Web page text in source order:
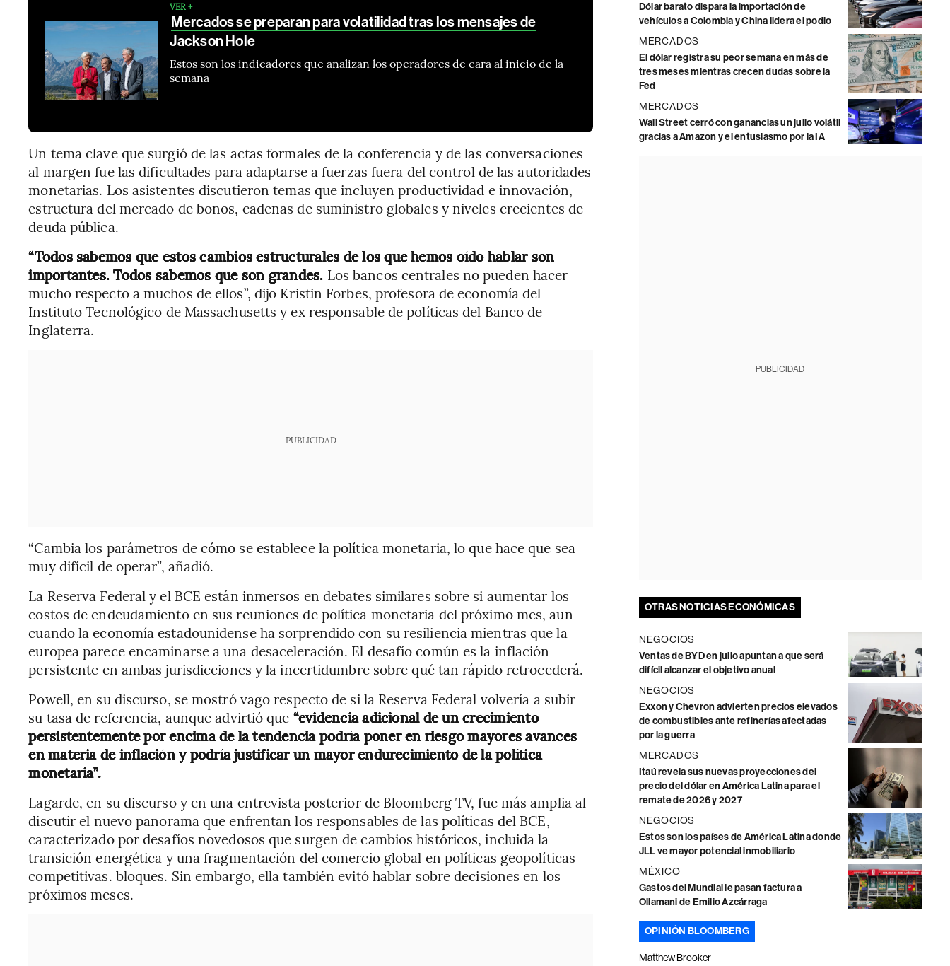
VER +
Mercados se preparan para volatilidad tras los mensajes de
Jackson Hole
Estos son los indicadores que analizan los operadores de cara al inicio de la
semana
Un tema clave que surgió de las actas formales de la conferencia y de las conversaciones
al margen fue las dificultades para adaptarse a fuerzas fuera del control de las autoridades
monetarias. Los asistentes discutieron temas que incluyen productividad e innovación,
estructura del mercado de bonos, cadenas de suministro globales y niveles crecientes de
deuda pública.
“Todos sabemos que estos cambios estructurales de los que hemos oído hablar son
importantes. Todos sabemos que son grandes. Los bancos centrales no pueden hacer
mucho respecto a muchos de ellos”, dijo Kristin Forbes, profesora de economía del
Instituto Tecnológico de Massachusetts y ex responsable de políticas del Banco de
Inglaterra.
PUBLICIDAD
“Cambia los parámetros de cómo se establece la política monetaria, lo que hace que sea
muy difícil de operar”, añadió.
La Reserva Federal y el BCE están inmersos en debates similares sobre si aumentar los
costos de endeudamiento en sus reuniones de política monetaria del próximo mes, aun
cuando la economía estadounidense ha sorprendido con su resiliencia mientras que la
europea parece encaminarse a una desaceleración. El desafío común es la inflación
persistente en ambas jurisdicciones y la incertidumbre sobre qué tan rápido retrocederá.
Powell, en su discurso, se mostró vago respecto de si la Reserva Federal volvería a subir
su tasa de referencia, aunque advirtió que “evidencia adicional de un crecimiento
persistentemente por encima de la tendencia podría poner en riesgo mayores avances
en materia de inflación y podría justificar un mayor endurecimiento de la política
monetaria”.
Lagarde, en su discurso y en una entrevista posterior de Bloomberg TV, fue más amplia al
discutir el nuevo panorama que enfrentan los responsables de las políticas del BCE,
caracterizado por desafíos novedosos que surgen de cambios históricos, incluida la
transición energética y una fragmentación del comercio global en políticas geopolíticas
competitivas. bloques. Sin embargo, ella también evitó hablar sobre decisiones en los
próximos meses.
Dólar barato dispara la importación de
vehículos a Colombia y China lidera el podio
MERCADOS
El dólar registra su peor semana en más de
tres meses mientras crecen dudas sobre la
Fed
MERCADOS
Wall Street cerró con ganancias un julio volátil
gracias a Amazon y el entusiasmo por la IA
PUBLICIDAD
OTRAS NOTICIAS ECONÓMICAS
NEGOCIOS
Ventas de BYD en julio apuntan a que será
difícil alcanzar el objetivo anual
NEGOCIOS
Exxon y Chevron advierten precios elevados
de combustibles ante refinerías afectadas
por la guerra
MERCADOS
Itaú revela sus nuevas proyecciones del
precio del dólar en América Latina para el
remate de 2026 y 2027
NEGOCIOS
Estos son los países de América Latina donde
JLL ve mayor potencial inmobiliario
MÉXICO
Gastos del Mundial le pasan factura a
Ollamani de Emilio Azcárraga
OPINIÓN BLOOMBERG
Matthew Brooker